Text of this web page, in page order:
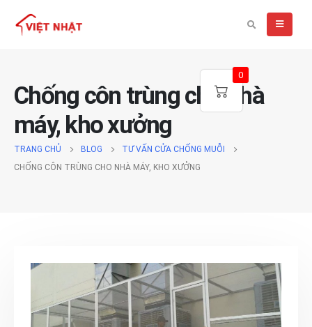
Chống côn trùng cho nhà
máy, kho xưởng
TRANG CHỦ BLOG
TƯ VẤN CỬA CHỐNG MUỖI
CHỐNG CÔN TRÙNG CHO NHÀ MÁY, KHO XƯỞNG
0